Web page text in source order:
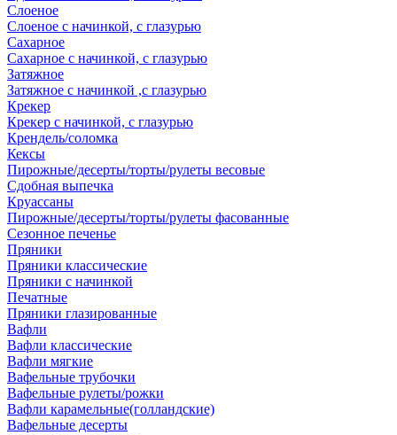
Слоеное
Слоеное с начинкой, с глазурью
Сахарное
Сахарное с начинкой, с глазурью
Затяжное
Затяжное с начинкой ,с глазурью
Крекер
Крекер с начинкой, с глазурью
Крендель/соломка
Кексы
Пирожные/десерты/торты/рулеты весовые
Сдобная выпечка
Круассаны
Пирожные/десерты/торты/рулеты фасованные
Сезонное печенье
Пряники
Пряники классические
Пряники с начинкой
Печатные
Пряники глазированные
Вафли
Вафли классические
Вафли мягкие
Вафельные трубочки
Вафельные рулеты/рожки
Вафли карамельные(голландские)
Вафельные десерты